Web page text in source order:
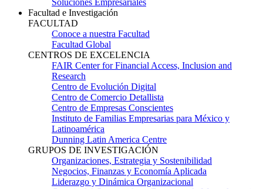
Soluciones Empresariales
Facultad e Investigación
FACULTAD
Conoce a nuestra Facultad
Facultad Global
CENTROS DE EXCELENCIA
FAIR Center for Financial Access, Inclusion and
Research
Centro de Evolución Digital
Centro de Comercio Detallista
Centro de Empresas Conscientes
Instituto de Familias Empresarias para México y
Latinoamérica
Dunning Latin America Centre
GRUPOS DE INVESTIGACIÓN
Organizaciones, Estrategia y Sostenibilidad
Negocios, Finanzas y Economía Aplicada
Liderazgo y Dinámica Organizacional